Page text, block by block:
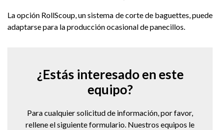
¿Estás interesado en este
equipo?
Para cualquier solicitud de información, por favor,
rellene el siguiente formulario. Nuestros equipos le
La opción RollScoup, un sistema de corte de baguettes, puede
adaptarse para la producción ocasional de panecillos.